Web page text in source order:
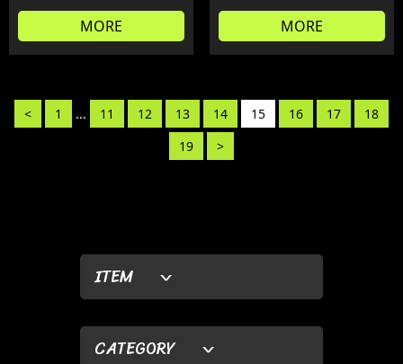
ITEM
CATEGORY
MORE MORE
< 1 ... 11 12 13 14 15 16 17
18
19
>